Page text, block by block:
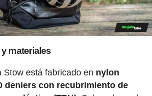
materiales
Stow está fabricado en nylon
deniers con recubrimiento de